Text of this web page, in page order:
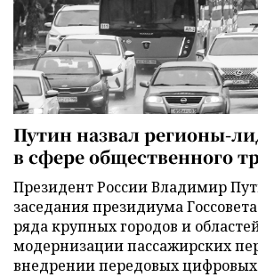
Путин назвал регионы-
в сфере общественного
Президент России Владимир
заседания президиума
ряда крупных городов и
модернизации пассажирских
внедрении передовых цифровых